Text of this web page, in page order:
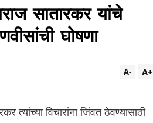
सातारकर यांचे
घोषणा
A+
A-
त्यांच्या विचारांना जिंवत ठेवण्यासाठी